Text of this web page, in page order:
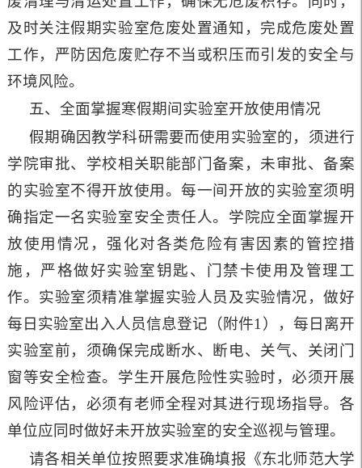
及时关注假期实验室危废处置通知，完成危废处置
工作，严防因危废贮存不当或积压而引发的安全与
环境风险。
五、全面掌握寒假期间实验室开放使用情况
假期确因教学科研需要而使用实验室的，须进行
学院审批、学校相关职能部门备案，未审批、备案
的实验室不得开放使用。每一间开放的实验室须明
确指定一名实验室安全责任人。学院应全面掌握开
放使用情况，强化对各类危险有害因素的管控措
施，严格做好实验室钥匙、门禁卡使用及管理工
作。实验室须精准掌握实验人员及实验情况，做好
每日实验室出入人员信息登记（附件1），每日离开
实验室前，须确保完成断水、断电、关气、关闭门
窗等安全检查。学生开展危险性实验时，必须开展
风险评估，必须有老师全程对其进行现场指导。各
单位应同时做好未开放实验室的安全巡视与管理。
请各相关单位按照要求准确填报《东北师范大学